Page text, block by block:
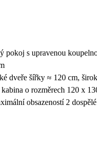
pokoj s upravenou
dveře šířky ≈ 120 cm,
o rozměrech 120 x
obsazeností 2